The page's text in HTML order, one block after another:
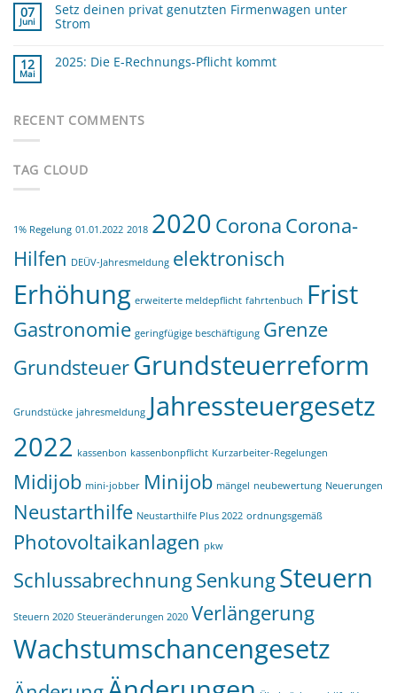
Ab
jetzt
mehr
mehr
sparen
07
Juni
Setz deinen privat genutzten Firmenwagen unter
Strom
zu
Setz
unter
Strom
12
Mai
2025: Die E-Rechnungs-Pflicht kommt
Die
E-
RECENT COMMENTS
TAG CLOUD
1% Regelung 01.01.2022 2018 2020 Corona Corona-
Hilfen DEÜV-Jahresmeldung elektronisch
Erhöhung erweiterte meldepflicht fahrtenbuch Frist
Gastronomie geringfügige beschäftigung Grenze
GrundsteuerGrundsteuerreform
Grundstücke jahresmeldung Jahressteuergesetz
2022 kassenbon kassenbonpflicht Kurzarbeiter-Regelungen
Midijob mini-jobber Minijob mängel neubewertung Neuerungen
Neustarthilfe Neustarthilfe Plus 2022 ordnungsgemäß
Photovoltaikanlagen pkw
SchlussabrechnungSenkungSteuern
Steuern 2020 Steueränderungen 2020 Verlängerung
Wachstumschancengesetz